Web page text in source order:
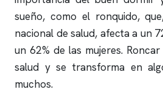
sueño, como el ronquido,
nacional de salud, afecta a un
un 62% de las mujeres.
salud y se transforma en
muchos.